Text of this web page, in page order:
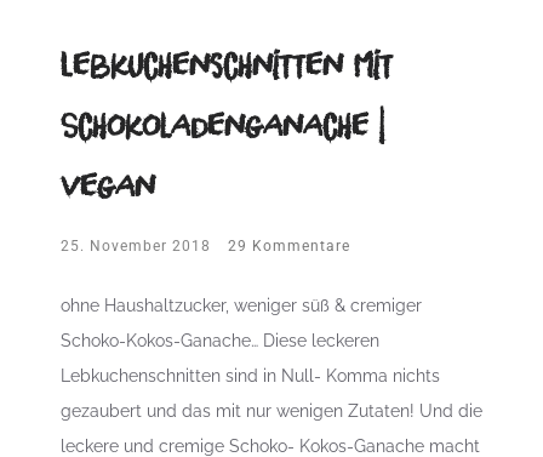
Lebkuchenschnitten mit
Schokoladenganache |
vegan
25. November 2018 29 Kommentare
ohne Haushaltzucker, weniger süß & cremiger
Schoko-Kokos-Ganache… Diese leckeren
Lebkuchenschnitten sind in Null- Komma nichts
gezaubert und das mit nur wenigen Zutaten! Und die
leckere und cremige Schoko- Kokos-Ganache macht